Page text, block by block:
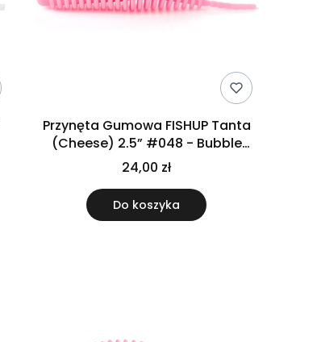
Przynęta Gumowa FISHUP Tanta
(Cheese) 2.5” #048 - Bubble
Gum,
24,00 zł
Do koszyka